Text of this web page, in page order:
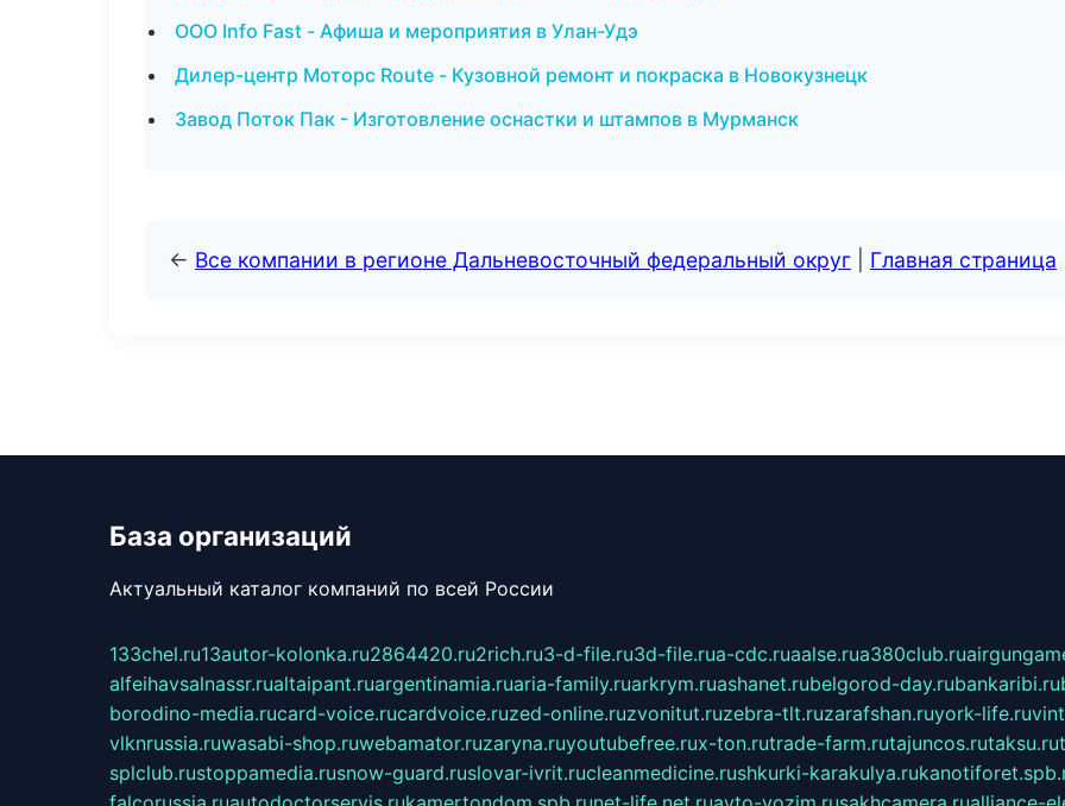
ООО Info Fast - Афиша и мероприятия в Улан-Удэ
Дилер-центр Моторс Route - Кузовной ремонт и покраска в Новокузнецк
Завод Поток Пак - Изготовление оснастки и штампов в Мурманск
← Все компании в регионе Дальневосточный федеральный округ Главная страница
База организаций
Актуальный каталог компаний по всей России
133chel.ru13autor-kolonka.ru2864420.ru2rich.ru3-d-file.ru3d-file.rua-cdc.ruaalse.rua380club.ru
alfeihavsalnassr.rualtaipant.ruargentinamia.ruaria-family.ruarkrym.ruashanet.rubelgorod-day.rubankaribi.ru
borodino-media.rucard-voice.rucardvoice.ruzed-online.ruzvonitut.ruzebra-tlt.ruzarafshan.ruyork-life.ru
vlknrussia.ruwasabi-shop.ruwebamator.ruzaryna.ruyoutubefree.rux-ton.rutrade-farm.rutajuncos.rutaksu.ru
splclub.rustoppamedia.rusnow-guard.ruslovar-ivrit.rucleanmedicine.rushkurki-karakulya.ru